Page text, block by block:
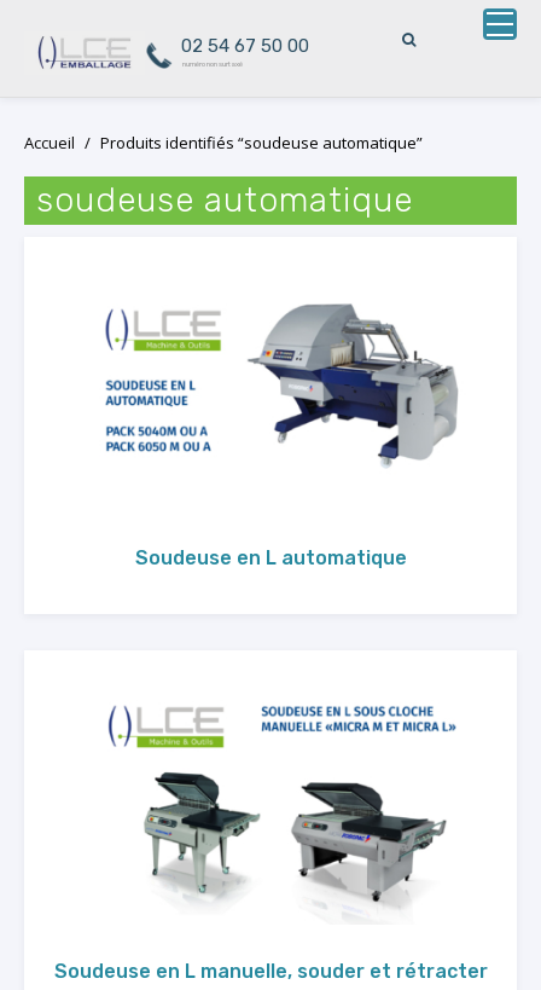
02 54 67 50 00
numéro non surtaxé
content
Accueil / Produits identifiés “soudeuse automatique”
soudeuse automatique
Soudeuse en L automatique
Soudeuse en L manuelle, souder et rétracter